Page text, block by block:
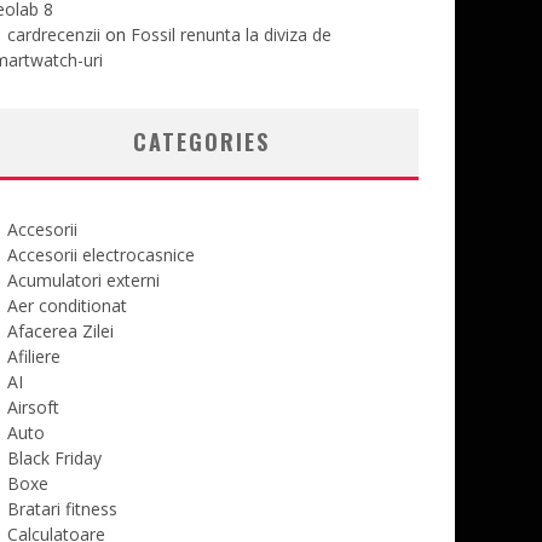
8
cardrecenzii on Fossil renunta la diviza de
uri
CATEGORIES
Accesorii
Accesorii electrocasnice
Acumulatori externi
Aer conditionat
Afacerea Zilei
Afiliere
AI
Airsoft
Auto
Black Friday
Boxe
Bratari fitness
Calculatoare